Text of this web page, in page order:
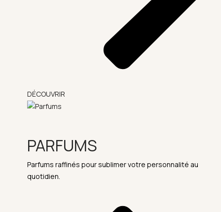
DÉCOUVRIR
PARFUMS
Parfums raffinés pour sublimer votre personnalité au
quotidien.